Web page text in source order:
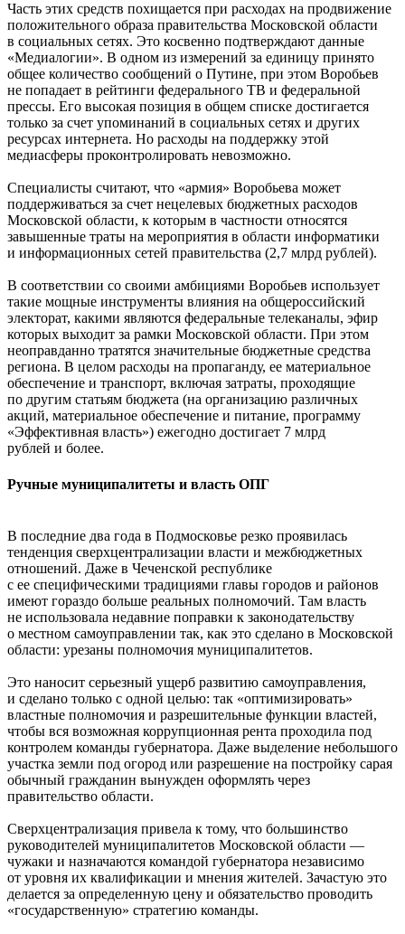
Часть этих средств похищается при расходах на продвижение
положительного образа правительства Московской области
в социальных сетях. Это косвенно подтверждают данные
«Медиалогии». В одном из измерений за единицу принято
общее количество сообщений о Путине, при этом Воробьев
не попадает в рейтинги федерального ТВ и федеральной
прессы. Его высокая позиция в общем списке достигается
только за счет упоминаний в социальных сетях и других
ресурсах интернета. Но расходы на поддержку этой
медиасферы проконтролировать невозможно.
Специалисты считают, что «армия» Воробьева может
поддерживаться за счет нецелевых бюджетных расходов
Московской области, к которым в частности относятся
завышенные траты на мероприятия в области информатики
и информационных сетей правительства (2,7 млрд рублей).
В соответствии со своими амбициями Воробьев использует
такие мощные инструменты влияния на общероссийский
электорат, какими являются федеральные телеканалы, эфир
которых выходит за рамки Московской области. При этом
неоправданно тратятся значительные бюджетные средства
региона. В целом расходы на пропаганду, ее материальное
обеспечение и транспорт, включая затраты, проходящие
по другим статьям бюджета (на организацию различных
акций, материальное обеспечение и питание, программу
«Эффективная власть») ежегодно достигает 7 млрд
рублей и более.
Ручные муниципалитеты и власть ОПГ
В последние два года в Подмосковье резко проявилась
тенденция сверхцентрализации власти и межбюджетных
отношений. Даже в Чеченской республике
с ее специфическими традициями главы городов и районов
имеют гораздо больше реальных полномочий. Там власть
не использовала недавние поправки к законодательству
о местном самоуправлении так, как это сделано в Московской
области: урезаны полномочия муниципалитетов.
Это наносит серьезный ущерб развитию самоуправления,
и сделано только с одной целью: так «оптимизировать»
властные полномочия и разрешительные функции властей,
чтобы вся возможная коррупционная рента проходила под
контролем команды губернатора. Даже выделение небольшого
участка земли под огород или разрешение на постройку сарая
обычный гражданин вынужден оформлять через
правительство области.
Сверхцентрализация привела к тому, что большинство
руководителей муниципалитетов Московской области —
чужаки и назначаются командой губернатора независимо
от уровня их квалификации и мнения жителей. Зачастую это
делается за определенную цену и обязательство проводить
«государственную» стратегию команды.